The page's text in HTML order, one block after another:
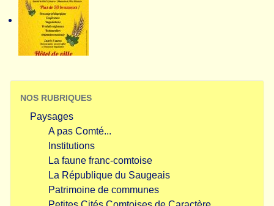
NOS RUBRIQUES
Paysages
A pas Comté...
Institutions
La faune franc-comtoise
La République du Saugeais
Patrimoine de communes